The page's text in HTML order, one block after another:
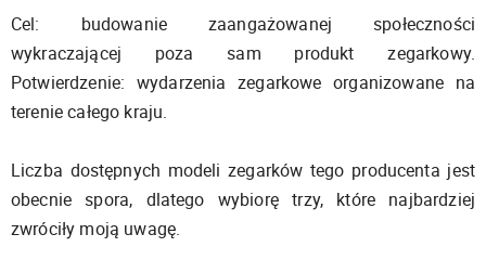
Cel: budowanie zaangażowanej społeczności
wykraczającej poza sam produkt zegarkowy.
Potwierdzenie: wydarzenia zegarkowe organizowane na
terenie całego kraju.
Liczba dostępnych modeli zegarków tego producenta jest
obecnie spora, dlatego wybiorę trzy, które najbardziej
zwróciły moją uwagę.